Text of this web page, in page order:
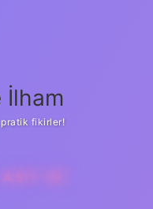
İlham
pratik fikirler!
MI